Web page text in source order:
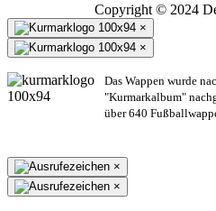
Copyright © 2024
×
×
Das Wappen wurde
"Kurmarkalbum"
über 640
×
×